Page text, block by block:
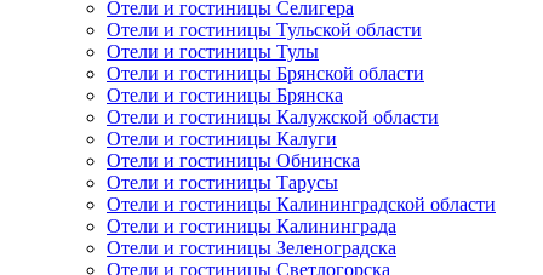
Отели и гостиницы Селигера
Отели и гостиницы Тульской области
Отели и гостиницы Тулы
Отели и гостиницы Брянской области
Отели и гостиницы Брянска
Отели и гостиницы Калужской области
Отели и гостиницы Калуги
Отели и гостиницы Обнинска
Отели и гостиницы Тарусы
Отели и гостиницы Калининградской области
Отели и гостиницы Калининграда
Отели и гостиницы Зеленоградска
Отели и гостиницы Светлогорска